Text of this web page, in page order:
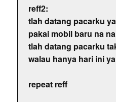
reff2:
tlah datang pacarku
pakai mobil baru na
tlah datang pacarku
walau hanya hari ini
repeat reff